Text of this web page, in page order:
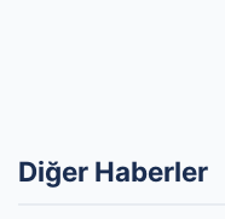
Diğer Haberler